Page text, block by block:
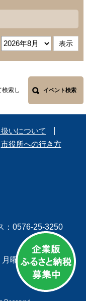
索し
イベント検索
いについて
市役所への行き方
：0576-25-3250
曜日から金曜日